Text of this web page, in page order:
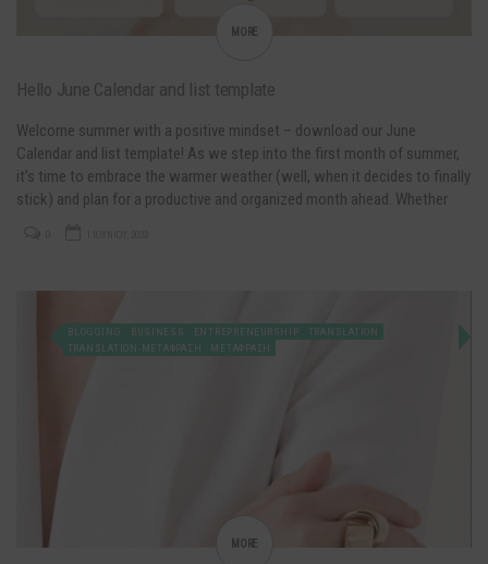
MORE
Hello June Calendar and list template
Welcome summer with a positive mindset – download our June
Calendar and list template! As we step into the first month of summer,
it’s time to embrace the warmer weather (well, when it decides to finally
stick) and plan for a productive and organized month ahead. Whether
BLOGGING BUSINESS ENTREPRENEURSHIP
TRANSLATION
TRANSLATION-ΜΕΤΆΦΡΑΣΗ
ΜΕΤΑΦΡΑΣΗ
MORE